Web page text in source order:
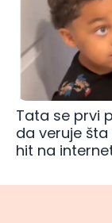
Tata se prvi
da veruje
hit na